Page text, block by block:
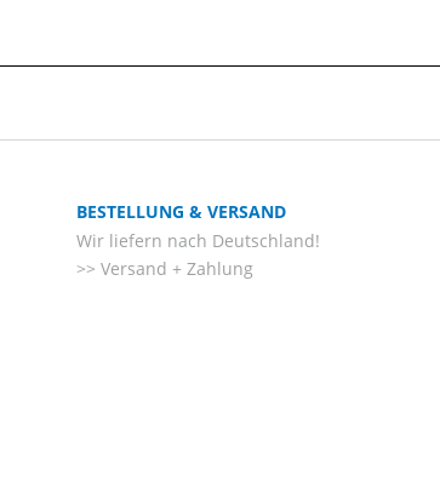
BESTELLUNG & VERSAND
Wir liefern nach Deutschland!
Versand + Zahlung